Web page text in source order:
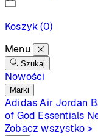
Koszyk(0)
Menu
Szukaj
Nowości
Marki
Adidas Air Jordan
of God Essentials
Zobacz wszystko >